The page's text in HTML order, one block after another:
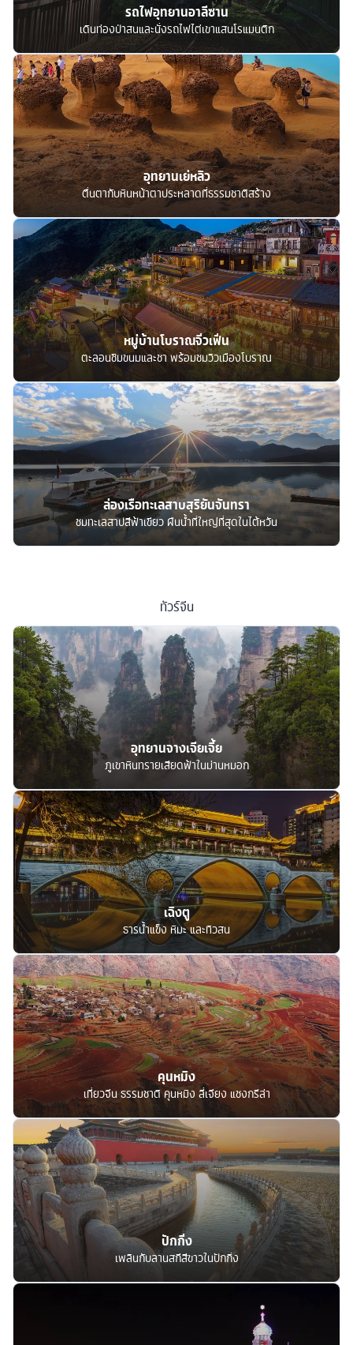
รถไฟอุทยานอาลีซาน
เดินท่องป่าสนและนั่งรถไฟไต่เขาแสนโรแมนติก
อุทยานเย่หลิว
ตื่นตากับหินหน้าตาประหลาดที่ธรรมชาติสร้าง
หมู่บ้านโบราณจิ่วเฟิ่น
ตะลอนชิมขนมและชา พร้อมชมวิวเมืองโบราณ
ล่องเรือทะเลสาบสุริยันจันทรา
ชมทะเลสาปสีฟ้าเขียว ผืนน้ำที่ใหญ่ที่สุดในไต้หวัน
ทัวร์จีน
อุทยานจางเจียเจี้ย
ภูเขาหินทรายเสียดฟ้าในม่านหมอก
เฉิงตู
ธารน้ำแข็ง หิมะ และทิวสน
คุนหมิง
เที่ยวจีน ธรรมชาติ คุนหมิง ลี่เจียง แชงกรีล่า
ปักกิ่ง
เพลินกับลานสกีสีขาวในปักกิ่ง